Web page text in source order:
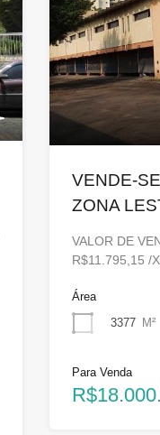
VENDE-
ZONA
VALOR DE
R$11.795,15 /
Área
3377
M²
Para Venda